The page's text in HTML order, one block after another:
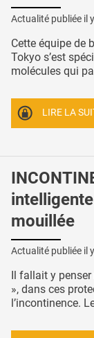
Actualité publiée il
Cette équipe de
Tokyo s’est
molécules qui
LIRE LA
mouillée
Actualité publiée il
Il fallait y
», dans ces
l’incontinence.